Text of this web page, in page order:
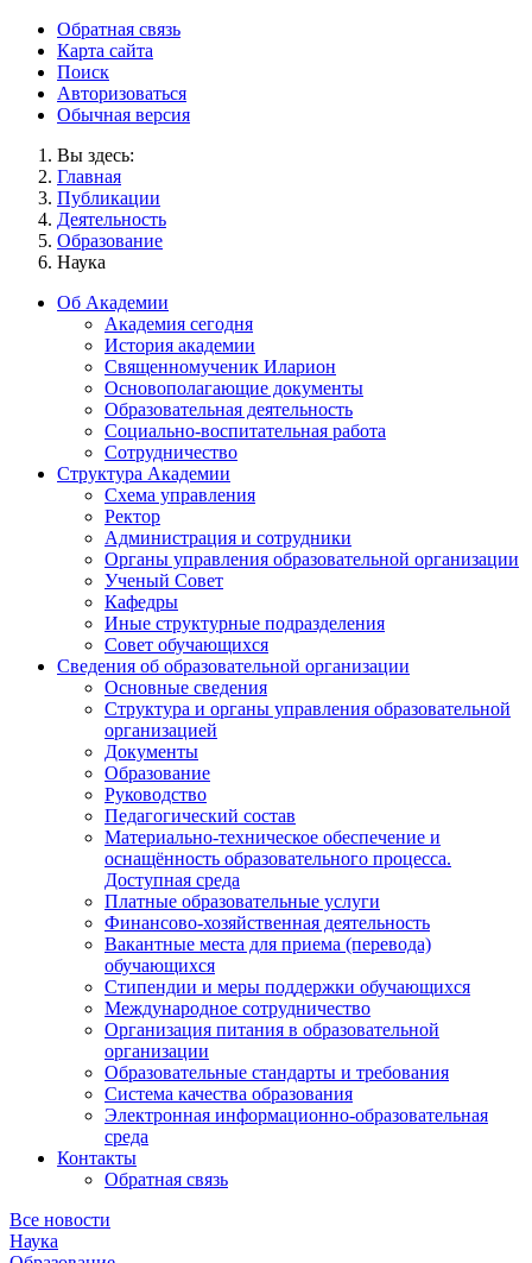
Обратная связь
Карта сайта
Поиск
Авторизоваться
Обычная версия
Вы здесь:
Главная
Публикации
Деятельность
Образование
Наука
Об Академии
Академия сегодня
История академии
Священномученик Иларион
Основополагающие документы
Образовательная деятельность
Социально-воспитательная работа
Сотрудничество
Структура Академии
Схема управления
Ректор
Администрация и сотрудники
Органы управления образовательной организации
Ученый Совет
Кафедры
Иные структурные подразделения
Совет обучающихся
Сведения об образовательной организации
Основные сведения
Структура и органы управления образовательной
организацией
Документы
Образование
Руководство
Педагогический состав
Материально-техническое обеспечение и
оснащённость образовательного процесса.
Доступная среда
Платные образовательные услуги
Финансово-хозяйственная деятельность
Вакантные места для приема (перевода)
обучающихся
Стипендии и меры поддержки обучающихся
Международное сотрудничество
Организация питания в образовательной
организации
Образовательные стандарты и требования
Система качества образования
Электронная информационно-образовательная
среда
Контакты
Обратная связь
Все новости
Наука